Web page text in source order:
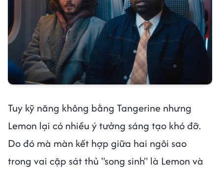
Tuy kỹ năng không bằng Tangerine nhưng
Lemon lại có nhiều ý tưởng sáng tạo khó đỡ.
Do đó mà màn kết hợp giữa hai ngôi sao
trong vai cặp sát thủ "song sinh" là Lemon và